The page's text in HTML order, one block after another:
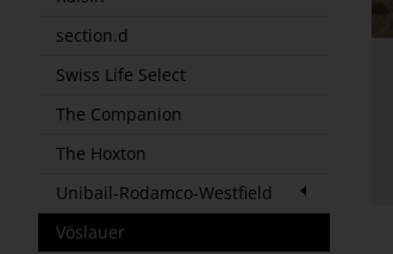
section.d
Swiss Life Select
The Companion
The Hoxton
Unibail-Rodamco-Westfield
Vöslauer